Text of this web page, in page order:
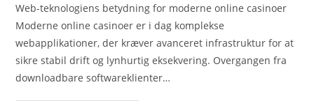
Web-teknologiens betydning for moderne online casinoer
Moderne online casinoer er i dag komplekse
webapplikationer, der kræver avanceret infrastruktur for at
sikre stabil drift og lynhurtig eksekvering. Overgangen fra
downloadbare softwareklienter…